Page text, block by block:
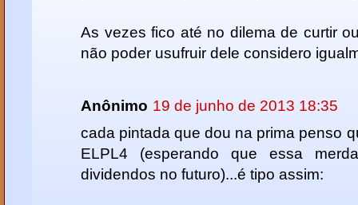
As vezes fico até no dilema de curtir
não poder usufruir dele considero
Anônimo 19 de junho de 2013 18:35
cada pintada que dou na prima penso
ELPL4 (esperando que essa
dividendos no futuro)...é tipo assim: